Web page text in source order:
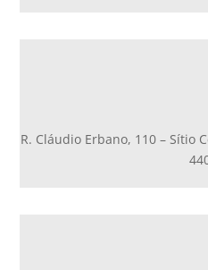
R. Cláudio Erbano, 110 – Sítio